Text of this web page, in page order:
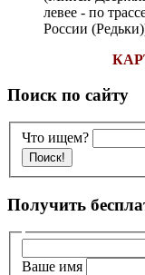
левее - по
России
Поиск по сайту
Что ищем?
Получить
Ваше имя